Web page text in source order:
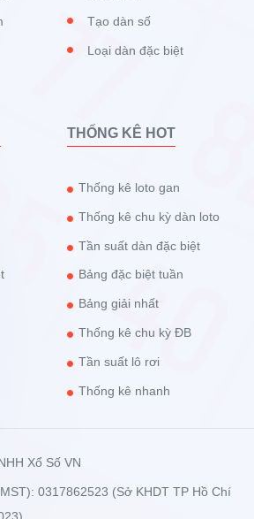
Tạo dàn số
Loại dàn đặc biệt
THỐNG KÊ HOT
Thống kê loto gan
Thống kê chu kỳ dàn loto
Tần suất dàn đặc biệt
Bảng đặc biệt tuần
Bảng giải nhất
Thống kê chu kỳ ĐB
Tần suất lô rơi
Thống kê nhanh
Xổ Số VN
0317862523 (Sở KHDT TP Hồ Chí